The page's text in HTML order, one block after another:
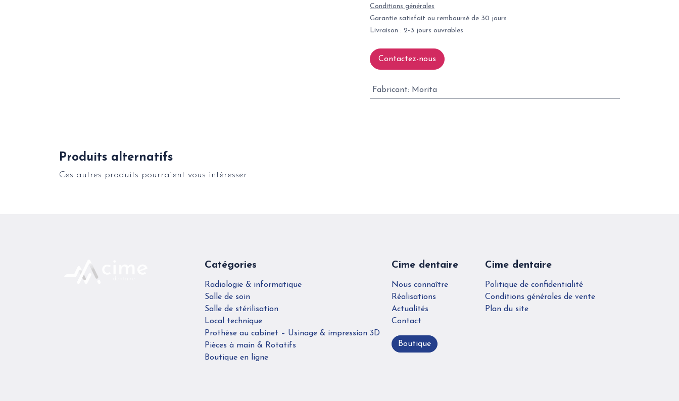
Conditions générales
Garantie satisfait ou remboursé de 30 jours
Livraison : 2-3 jours ouvrables
Contactez-nous
Fabricant: Morita
Produits alternatifs
Ces autres produits pourraient vous intéresser
Cime dentaire
Politique de confidentialité
Conditions générales de vente
Plan du site
Cime dentaire
Nous connaître
Réalisations
Actualités
Contact
Boutique
Catégories
Radiologie & informatique
Salle de soin
Salle de stérilisation
Local technique
Prothèse au cabinet – Usinage & impression 3D
Pièces à main & Rotatifs
Boutique en ligne